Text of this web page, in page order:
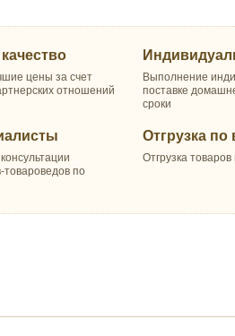
цены за счет
отношений
по
Выполнение
поставке
сроки
Отгрузка по
Отгрузка